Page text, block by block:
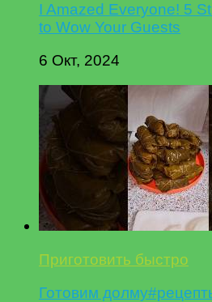
I Amazed Everyone! 5
to Wow Your Guests
6 Окт, 2024
Приготовить быстро
Готовим